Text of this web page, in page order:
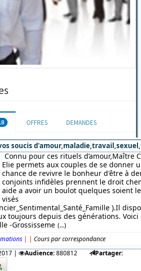
OFFRES DEMANDES
soucis
Connu pour ces rituels d’amour,Maître
Elie permets aux couples de se donner
chance de revivre le bonheur d'être à
conjoints infidèles prennent le droit
aide a avoir un boulot quelques soient
visés
).Il
toujours depuis des générations. Voici
-Grossisseme (...)
| | Cours par correspondance
| Audience:880812 Partager: